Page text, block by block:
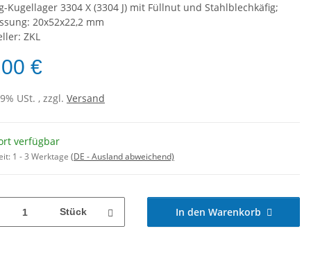
Kugellager 3304 X (3304 J) mit Füllnut und Stahlblechkäfig;
20x52x22,2 mm
ZKL
€
USt. , zzgl. Versand
verfügbar
1 - 3 Werktage (DE - Ausland abweichend)
Stück In den Warenkorb